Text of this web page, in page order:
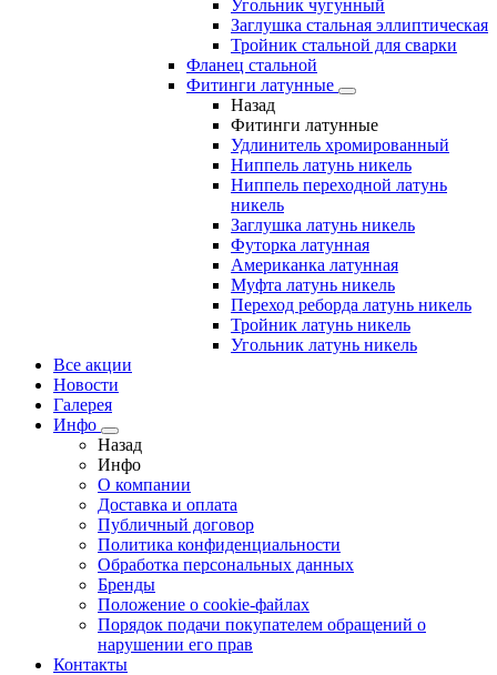
Угольник чугунный
Заглушка стальная эллиптическая
Тройник стальной для сварки
Фланец стальной
Фитинги латунные
Назад
Фитинги латунные
Удлинитель хромированный
Ниппель латунь никель
Ниппель переходной латунь
никель
Заглушка латунь никель
Футорка латунная
Американка латунная
Муфта латунь никель
Переход реборда латунь никель
Тройник латунь никель
Угольник латунь никель
Все акции
Новости
Галерея
Инфо
Назад
Инфо
О компании
Доставка и оплата
Публичный договор
Политика конфиденциальности
Обработка персональных данных
Бренды
Положение о cookie-файлах
Порядок подачи покупателем обращений о
нарушении его прав
Контакты